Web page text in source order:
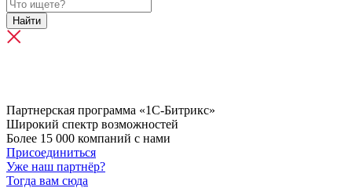
Найти
Партнерская программа «1С-Битрикс»
Широкий спектр возможностей
Более 15 000 компаний с нами
Присоединиться
Уже наш партнёр?
Тогда вам сюда